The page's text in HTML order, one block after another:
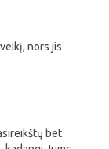
nors jis
bet